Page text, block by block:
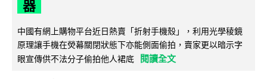
器
中國有網上購物平台近日熱賣「折射手機殼」，利用光學稜鏡
原理讓手機在熒幕關閉狀態下亦能側面偷拍，賣家更以暗示字
眼宣傳供不法分子偷拍他人裙底
閱讀全文